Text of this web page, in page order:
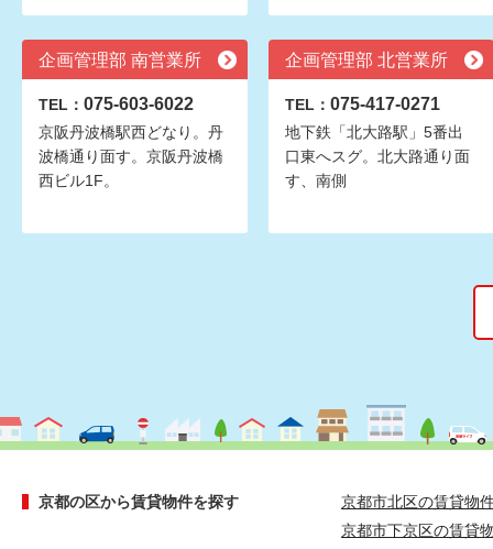
企画管理部 南営業所
TEL： 075-603-6022
京阪丹波橋駅西どなり。丹
波橋通り面す。京阪丹波橋
西ビル1F。
企画管理部 北営業所
TEL： 075-417-0271
地下鉄「北大路駅」5番出
口東へスグ。北大路通り面
す、南側
京都の区から賃貸物件を探す
京都市北区の賃貸物
京都市下京区の賃貸